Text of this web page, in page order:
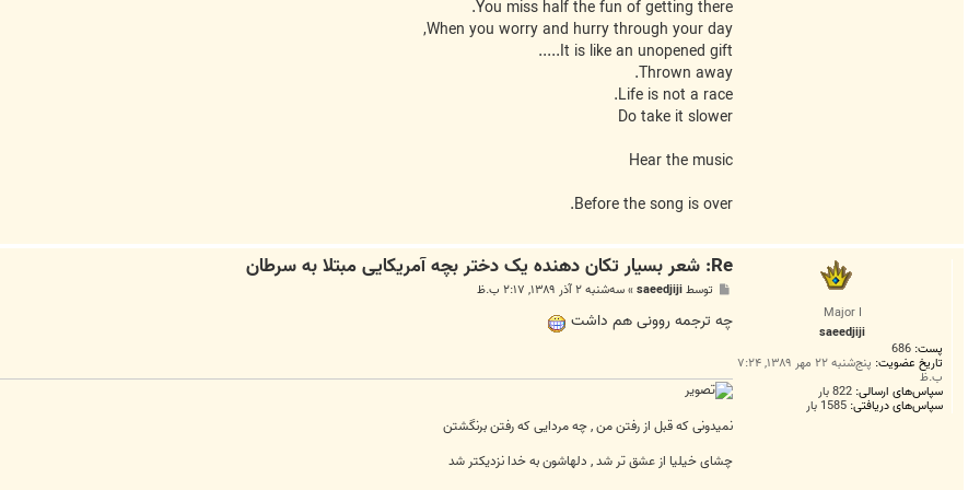
You miss half the fun of getting there.
When you worry and hurry through your day,
It is like an unopened gift.....
Thrown away.
Life is not a race.
Do take it slower
Hear the music
Before the song is over.
Major I
saeedjiji
پست: 686
تاریخ عضویت: پنج‌شنبه ۲۲ مهر ۱۳۸۹, ۷:۲۴
ب.ظ
سپاس‌های ارسالی: 822 بار
سپاس‌های دریافتی: 1585 بار
Re: شعر بسیار تکان دهنده یک دختر بچه آمریکایی مبتلا به سرطان
ت
توسطsaeedjiji
»سه‌شنبه ۲ آذر ۱۳۸۹, ۲:۱۷ ب.ظ
چه ترجمه روونی هم داشت
نمیدونی که قبل از رفتن من , چه مردایی که رفتن برنگشتن
چشای خیلیا از عشق تر شد , دلهاشون به خدا نزدیکتر شد